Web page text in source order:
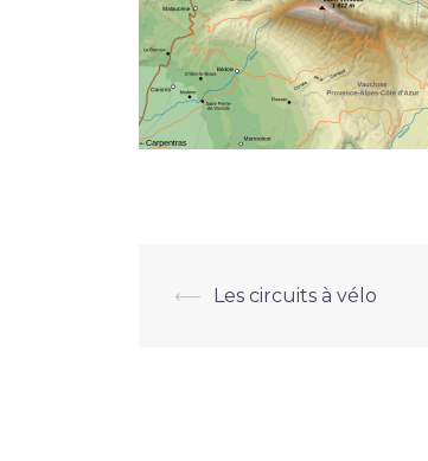
Navigation
⟵ Les circuits à vélo